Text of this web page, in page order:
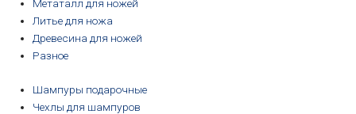
Метаталл для ножей
Литье для ножа
Древесина для ножей
Разное
Шампуры подарочные
Чехлы для шампуров